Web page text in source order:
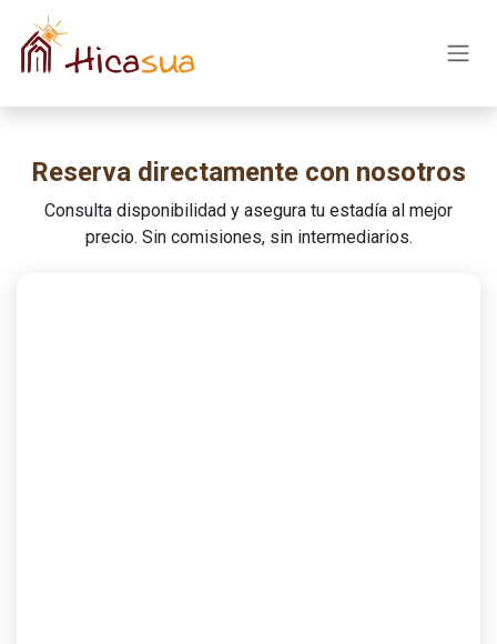
Skip to Content
Reserva directamente con nosotros
Consulta disponibilidad y asegura tu estadía al mejor
precio. Sin comisiones, sin intermediarios.